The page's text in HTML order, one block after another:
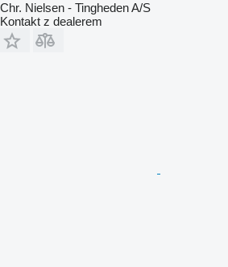
Chr. Nielsen - Tingheden A/S
Kontakt z dealerem